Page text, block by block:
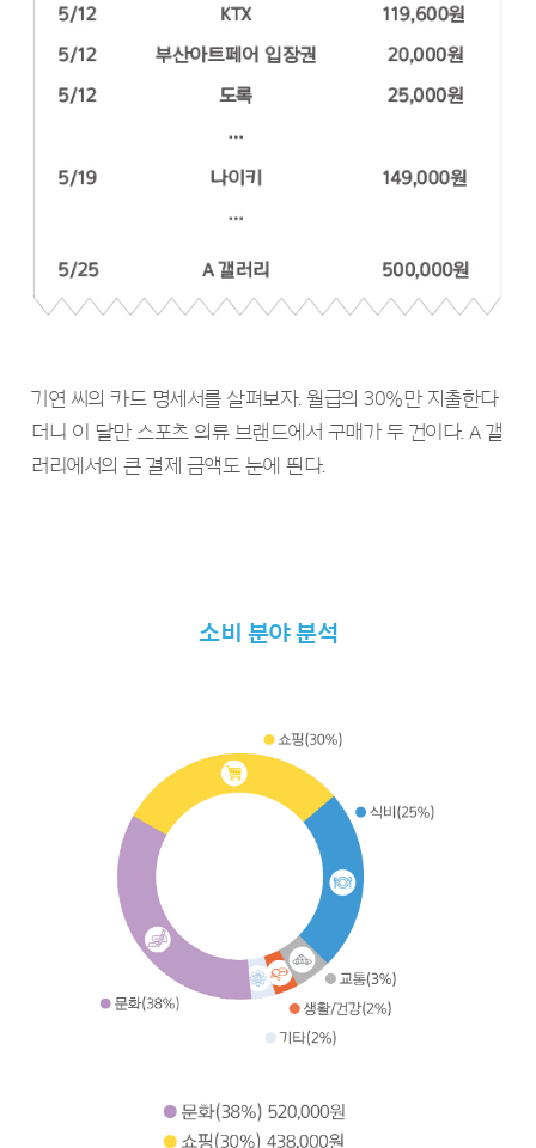
기연 씨의 카드 명세서를 살펴보자. 월급의 30%만 지출한다
더니 이 달만 스포츠 의류 브랜드에서 구매가 두 건이다. A 갤
러리에서의 큰 결제 금액도 눈에 띈다.
소비 분야 분석